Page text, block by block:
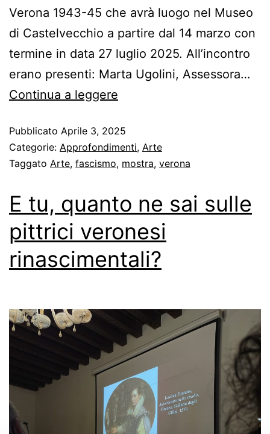
Verona 1943-45 che avrà luogo nel Museo
di Castelvecchio a partire dal 14 marzo con
termine in data 27 luglio 2025. All’incontro
erano presenti: Marta Ugolini, Assessora…
Continua a leggere
Pubblicato Aprile 3, 2025
Categorie: Approfondimenti, Arte
Taggato Arte, fascismo, mostra, verona
E tu, quanto ne sai sulle
pittrici veronesi
rinascimentali?